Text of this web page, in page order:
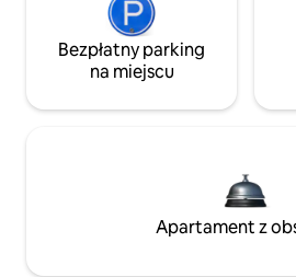
Bezpłatny parking
na miejscu
Apartament z